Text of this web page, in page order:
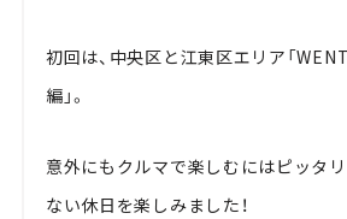
初回は、中央区と江東区エリア「
編」。
意外にもクルマで楽しむにはピッタ
ない休日を楽しみました！